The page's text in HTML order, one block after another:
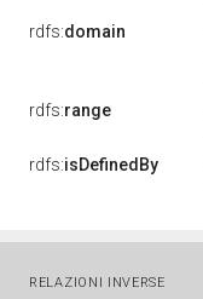
rdfs:domain
rdfs:range
rdfs:isDefinedBy
RELAZIONI INVERSE